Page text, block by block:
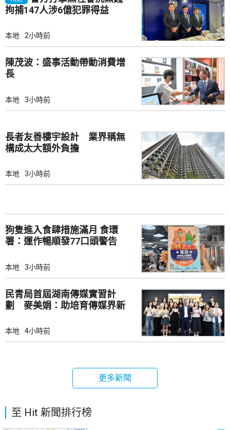
拘捕147人涉6億犯罪得益
本地 2小時前
陳茂波：盛事活動帶動消費增
長
本地 3小時前
長者友善樓宇設計 業界稱無
構成太大額外負擔
本地 3小時前
狗隻進入食肆措施滿月 食環
署：運作暢順發77口頭警告
本地 3小時前
民青局首屆湖南傳媒實習計
劃 麥美娟：助培育傳媒界新
本地 4小時前
更多新聞
至 Hit 新聞排行榜